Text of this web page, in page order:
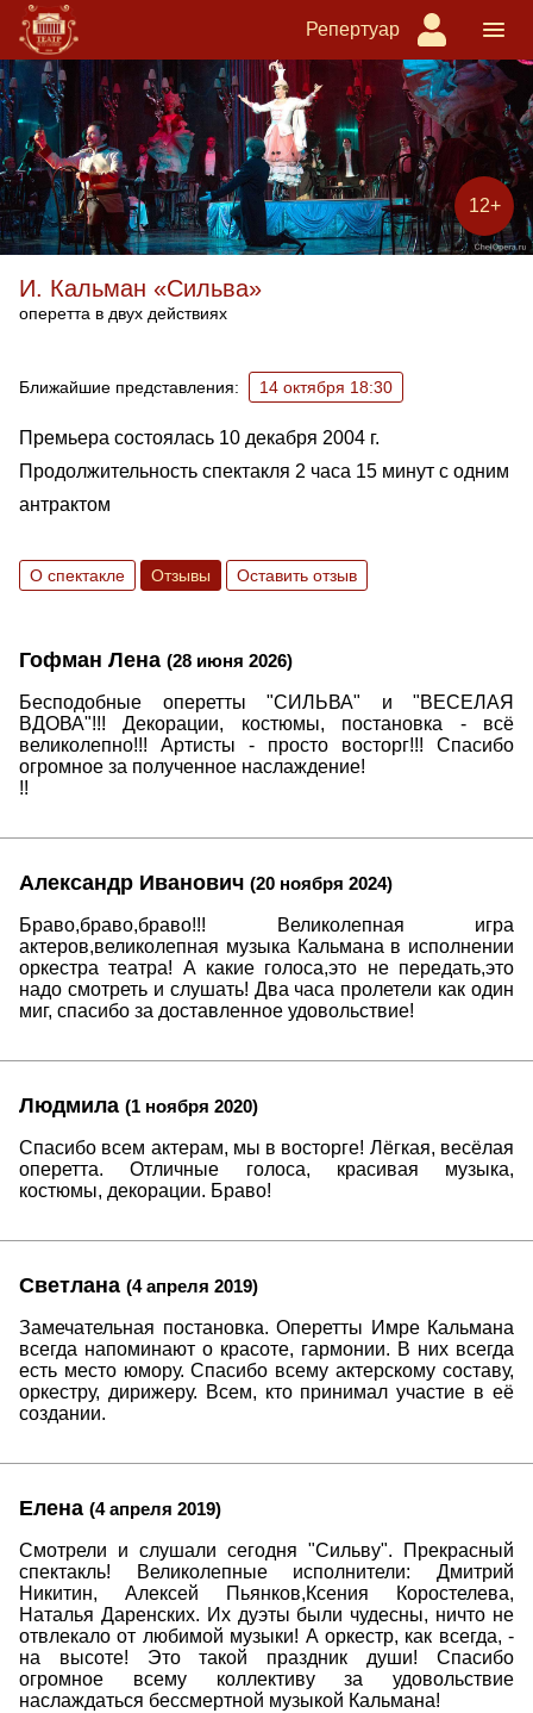
Репертуар
12+
И. Кальман «Сильва»
оперетта в двух действиях
Ближайшие представления: 14 октября 18:30
Премьера состоялась 10 декабря 2004 г.
Продолжительность спектакля 2 часа 15 минут с одним
антрактом
О спектакле Отзывы Оставить отзыв
Гофман Лена (28 июня 2026)
Бесподобные оперетты "СИЛЬВА" и "ВЕСЕЛАЯ
ВДОВА"!!! Декорации, костюмы, постановка - всё
великолепно!!! Артисты - просто восторг!!! Спасибо
огромное за полученное наслаждение!
!!
Александр Иванович (20 ноября 2024)
Браво,браво,браво!!! Великолепная игра
актеров,великолепная музыка Кальмана в исполнении
оркестра театра! А какие голоса,это не передать,это
надо смотреть и слушать! Два часа пролетели как один
миг, спасибо за доставленное удовольствие!
Людмила (1 ноября 2020)
Спасибо всем актерам, мы в восторге! Лёгкая, весёлая
оперетта. Отличные голоса, красивая музыка,
костюмы, декорации. Браво!
Светлана (4 апреля 2019)
Замечательная постановка. Оперетты Имре Кальмана
всегда напоминают о красоте, гармонии. В них всегда
есть место юмору. Спасибо всему актерскому составу,
оркестру, дирижеру. Всем, кто принимал участие в её
создании.
Елена (4 апреля 2019)
Смотрели и слушали сегодня "Сильву". Прекрасный
спектакль! Великолепные исполнители: Дмитрий
Никитин, Алексей Пьянков,Ксения Коростелева,
Наталья Даренских. Их дуэты были чудесны, ничто не
отвлекало от любимой музыки! А оркестр, как всегда, -
на высоте! Это такой праздник души! Спасибо
огромное всему коллективу за удовольствие
наслаждаться бессмертной музыкой Кальмана!